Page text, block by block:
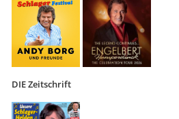
DIE Zeitschrift